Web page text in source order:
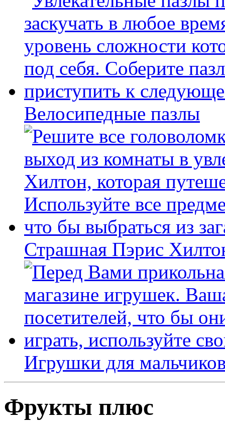
Велосипедные пазлы
Страшная Пэрис
Игрушки для
Фрукты плюс